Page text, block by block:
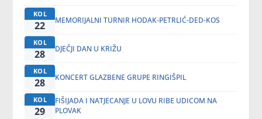
KOL
22 MEMORIJALNI TURNIR HODAK-PETRLIĆ-DED-KOS
KOL
28 DJEČJI DAN U KRIŽU
KOL
28 KONCERT GLAZBENE GRUPE RINGIŠPIL
KOL
29
FIŠIJADA I NATJECANJE U LOVU RIBE UDICOM NA
PLOVAK